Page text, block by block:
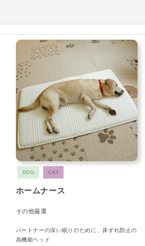
DOG CAT
ホームナース
その他厳選
パートナーの深い眠りのために、床ずれ防止の
高機能ベッド